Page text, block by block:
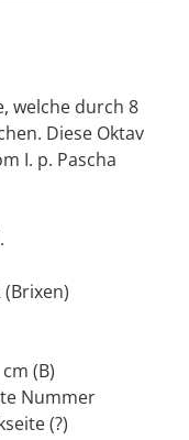
welche durch 8
Diese Oktav
I. p. Pascha
(Brixen)
(B)
Nummer
(?)